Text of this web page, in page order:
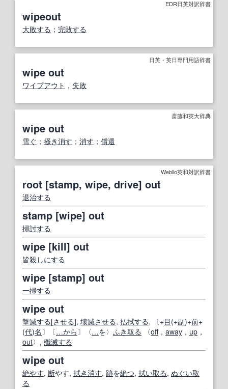
EDR日英対訳辞書
wipeout
大敗する ； 完敗する
日英・英日専門用語辞書
wipe out
ワイプアウト ， 失敗
斎藤和英大辞典
wipe out
雪ぐ ； 掻き消す ； 消す ； 償還
Weblio英和対訳辞書
root [stamp, wipe, drive] out
退治する
stamp [wipe] out
掃討する
wipe [kill] out
皆殺しにする
wipe [stamp] out
一掃する
wipe out
撃滅する[させる], 壊滅させる, 払拭する, 〔+目(+副)+前+
(代)名 〕〔…から 〕〈…を〉 ふき取る 〈off， away ， up ，
out〉, 殲滅する
wipe out
絶やす, 断やす, 拭き消す, 跡を絶つ, 拭い取る, ぬぐい取
る